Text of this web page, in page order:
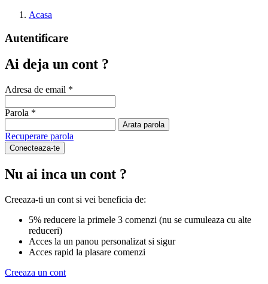
Acasa
Autentificare
Ai deja un cont ?
Adresa de email *
Parola *
Arata parola
Recuperare parola
Conecteaza-te
Nu ai inca un cont ?
Creeaza-ti un cont si vei beneficia de:
5% reducere la primele 3 comenzi (nu se cumuleaza cu alte
reduceri)
Acces la un panou personalizat si sigur
Acces rapid la plasare comenzi
Creeaza un cont